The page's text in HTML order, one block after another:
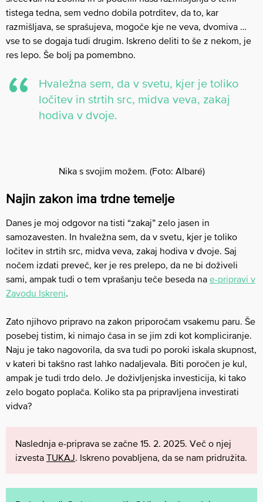
tistega tedna, sem vedno dobila potrditev, da to, kar
razmišljava, se sprašujeva, mogoče kje ne veva, dvomiva …
vse to se dogaja tudi drugim. Iskreno deliti to še z nekom, je
res lepo. Še bolj pa pomembno.
Hvaležna sem, da v svetu, kjer je toliko
ločitev in strtih src, midva veva, zakaj
hodiva v dvoje.
Nika s svojim možem. (Foto: Albaré)
Najin zakon ima trdne temelje
Danes je moj odgovor na tisti “zakaj” zelo jasen in
samozavesten. In hvaležna sem, da v svetu, kjer je toliko
ločitev in strtih src, midva veva, zakaj hodiva v dvoje. Saj
nočem izdati preveč, ker je res prelepo, da ne bi doživeli
sami, ampak tudi o tem vprašanju teče beseda na e-pripravi v
Zavodu Iskreni.
Zato njihovo pripravo na zakon priporočam vsakemu paru. Še
posebej tistim, ki nimajo časa in se jim zdi kot kompliciranje.
Naju je tako nagovorila, da sva tudi po poroki iskala skupnost,
v kateri bi takšno rast lahko nadaljevala. Biti poročen je kul,
ampak je tudi trdo delo. Je doživljenjska investicija, ki tako
zelo bogato poplača. Koliko sta pa pripravljena investirati
vidva?
Naslednja e-priprava se začne 15. 2. 2025. Več o njej
izvesta TUKAJ. Iskreno povabljena, da se nam pridružita.